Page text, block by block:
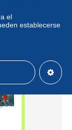
el
establecerse